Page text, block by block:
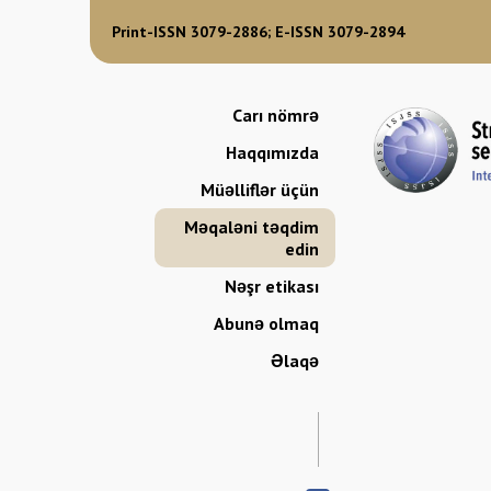
Print-ISSN 3079-2886; E-ISSN 3079-2894
Carı nömrə
Haqqımızda
Müəlliflər üçün
Məqaləni təqdim
edin
Nəşr etikası
Abunə olmaq
Əlaqə